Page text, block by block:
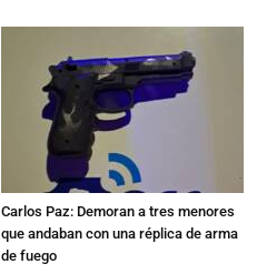
Carlos Paz: Demoran a tres menores
que andaban con una réplica de arma
de fuego